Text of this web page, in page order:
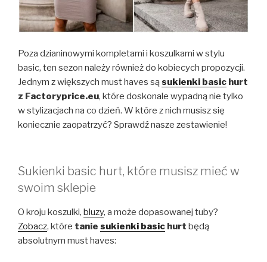
Poza dzianinowymi kompletami i koszulkami w stylu
basic, ten sezon należy również do kobiecych propozycji.
Jednym z większych must haves sąsukienki basic hurt
z Factoryprice.eu, które doskonale wypadną nie tylko
w stylizacjach na co dzień. W które z nich musisz się
koniecznie zaopatrzyć? Sprawdź nasze zestawienie!
Sukienki basic hurt, które musisz mieć w
swoim sklepie
O kroju koszulki, bluzy, a może dopasowanej tuby?
Zobacz, które tanie sukienki basic hurt będą
absolutnym must haves: